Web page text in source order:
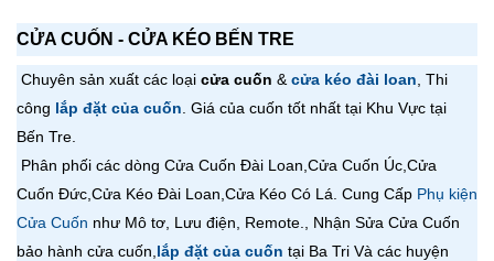
CỬA CUỐN - CỬA KÉO BẾN TRE
Chuyên sản xuất các loại cửa cuốn & cửa kéo đài loan , Thi
công lắp đặt của cuốn . Giá của cuốn tốt nhất tại Khu Vực tại
Bến Tre.
Phân phối các dòng Cửa Cuốn Đài Loan, Cửa Cuốn Úc, Cửa
Cuốn Đức, Cửa Kéo Đài Loan, Cửa Kéo Có Lá . Cung Cấp Phụ kiện
Cửa Cuốn như Mô tơ, Lưu điện, Remote., Nhận Sửa Cửa Cuốn
bảo hành cửa cuốn, lắp đặt của cuốn tại Ba Tri Và các huyện